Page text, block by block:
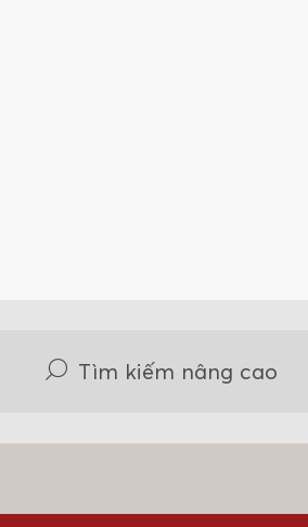
Tìm kiếm nâng cao